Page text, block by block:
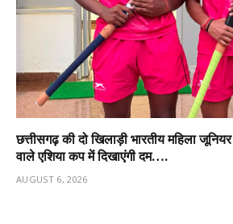
छत्तीसगढ़ की दो खिलाड़ी भारतीय महिला
वाले एशिया कप में दिखाएंगी दम….
AUGUST 6, 2026